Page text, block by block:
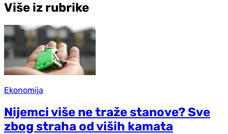
Više iz rubrike
Ekonomija
Nijemci više ne traže stanove? Sve
zbog straha od viših kamata